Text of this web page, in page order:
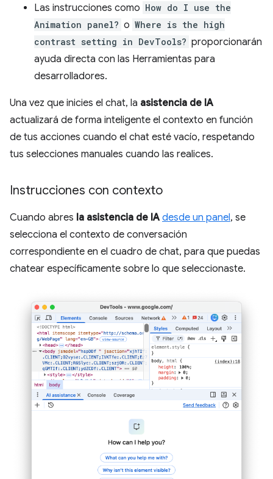
Las instrucciones como How do I use the
Animation panel? o Where is the high
contrast setting in DevTools? proporcionarán
ayuda directa con las Herramientas para
desarrolladores.
Una vez que inicies el chat, la asistencia de IA
actualizará de forma inteligente el contexto en función
de tus acciones cuando el chat esté vacío, respetando
tus selecciones manuales cuando las realices.
Instrucciones con contexto
Cuando abres la asistencia de IA desde un panel, se
selecciona el contexto de conversación
correspondiente en el cuadro de chat, para que puedas
chatear específicamente sobre lo que seleccionaste.